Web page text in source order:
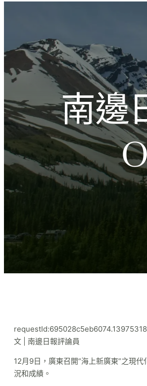
內
容
文化的激盪
南邊
文 | 南邊日報評論員
12月9日，廣東召開“海上新廣東”之現
況和成績。